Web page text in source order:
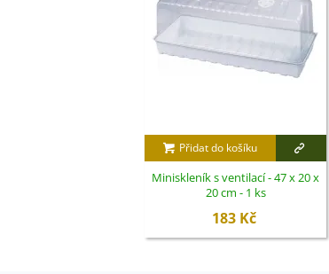
Přidat do košíku
Miniskleník s ventilací - 47 x 20 x
20 cm - 1 ks
183 Kč